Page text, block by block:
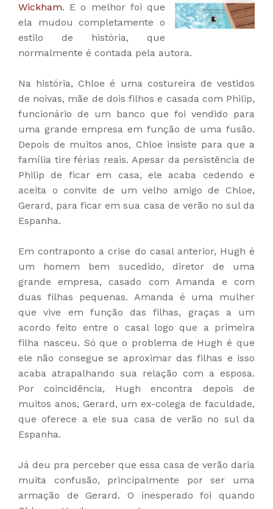
Wickham. E o melhor foi que
ela mudou completamente o
estilo de história, que
normalmente é contada pela autora.
Na história, Chloe é uma costureira de vestidos
de noivas, mãe de dois filhos e casada com Philip,
funcionário de um banco que foi vendido para
uma grande empresa em função de uma fusão.
Depois de muitos anos, Chloe insiste para que a
família tire férias reais. Apesar da persistência de
Philip de ficar em casa, ele acaba cedendo e
aceita o convite de um velho amigo de Chloe,
Gerard, para ficar em sua casa de verão no sul da
Espanha.
Em contraponto a crise do casal anterior, Hugh é
um homem bem sucedido, diretor de uma
grande empresa, casado com Amanda e com
duas filhas pequenas. Amanda é uma mulher
que vive em função das filhas, graças a um
acordo feito entre o casal logo que a primeira
filha nasceu. Só que o problema de Hugh é que
ele não consegue se aproximar das filhas e isso
acaba atrapalhando sua relação com a esposa.
Por coincidência, Hugh encontra depois de
muitos anos, Gerard, um ex-colega de faculdade,
que oferece a ele sua casa de verão no sul da
Espanha.
Já deu pra perceber que essa casa de verão daria
muita confusão, principalmente por ser uma
armação de Gerard. O inesperado foi quando